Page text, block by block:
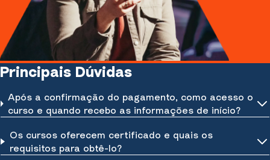
Principais Dúvidas
Após a confirmação do pagamento, como acesso o
curso e quando recebo as informações de início?
Os cursos oferecem certificado e quais os
requisitos para obtê-lo?